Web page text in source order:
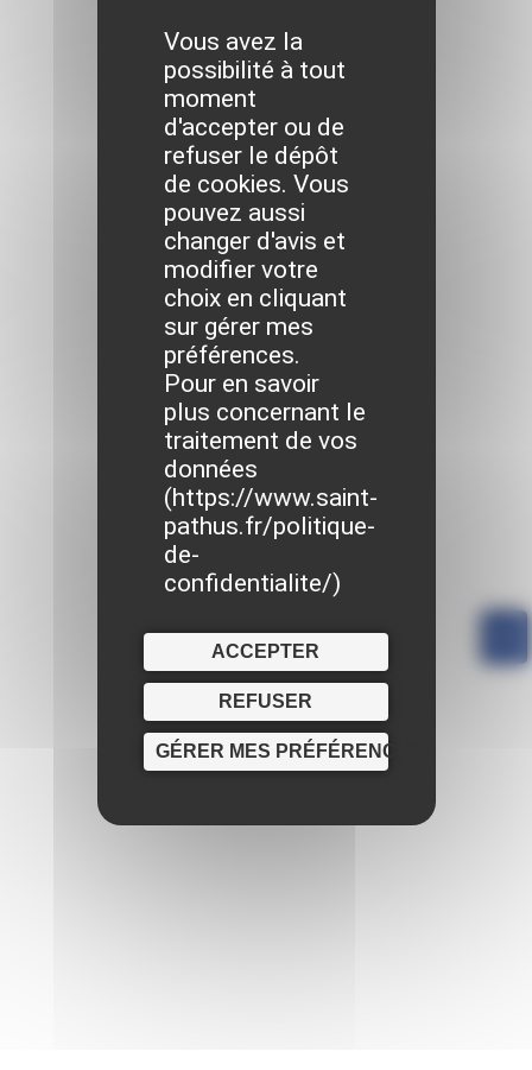
Vous avez la
possibilité à tout
moment
d'accepter ou de
refuser le dépôt
de cookies. Vous
pouvez aussi
changer d'avis et
modifier votre
choix en cliquant
sur gérer mes
préférences.
Pour en savoir
plus concernant le
traitement de vos
données
(https://www.saint-
pathus.fr/politique-
de-
confidentialite/)
ACCEPTER
REFUSER
GÉRER MES PRÉFÉRENCES